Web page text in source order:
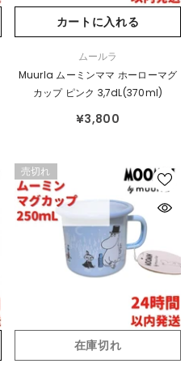
カートに入れる
売
ムールラ
Muurla ムーミンママ ホーローマグ
カップ ピンク 3,7dL(370ml)
¥3,800
売切れ
在庫切れ